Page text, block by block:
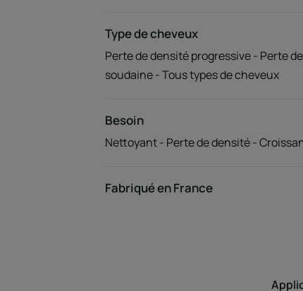
Type de cheveux
Perte de densité progressive - Perte
soudaine - Tous types de cheveux
Besoin
Nettoyant - Perte de densité -
Fabriqué en France